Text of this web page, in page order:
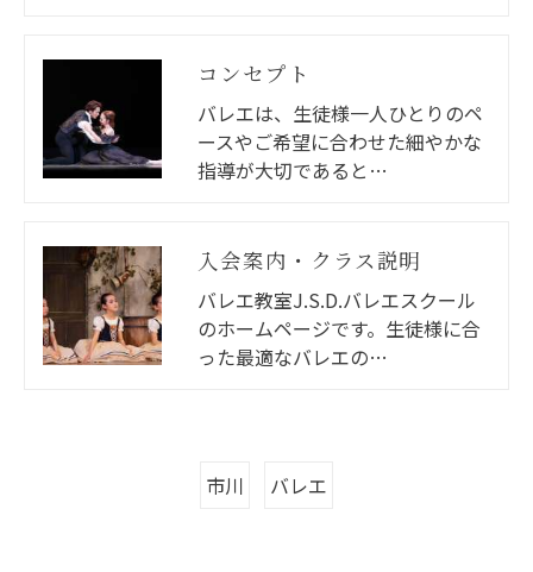
コンセプト
バレエは、生徒様一人ひとりのペ
ースやご希望に合わせた細やかな
指導が大切であると…
入会案内・クラス説明
バレエ教室J.S.D.バレエスクール
のホームページです。生徒様に合
った最適なバレエの…
市川 バレエ